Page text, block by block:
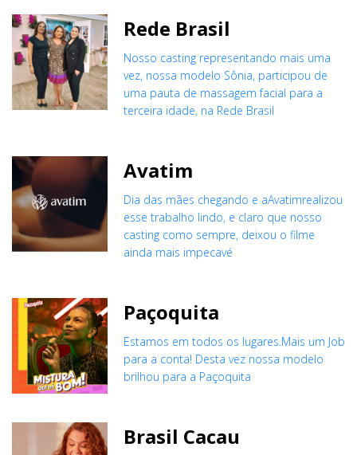
Rede Brasil
Nosso casting representando mais uma
vez, nossa modelo Sônia, participou de
uma pauta de massagem facial para a
terceira idade, na Rede Brasil
Avatim
Dia das mães chegando e aAvatimrealizou
esse trabalho lindo, e claro que nosso
casting como sempre, deixou o filme
ainda mais impecavé
Paçoquita
Estamos em todos os lugares.Mais um Job
para a conta! Desta vez nossa modelo
brilhou para a Paçoquita
Brasil Cacau